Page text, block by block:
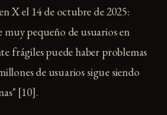
X el 14 de octubre de 2025:
muy pequeño de usuarios en
frágiles puede haber problemas
de usuarios sigue siendo
[10].